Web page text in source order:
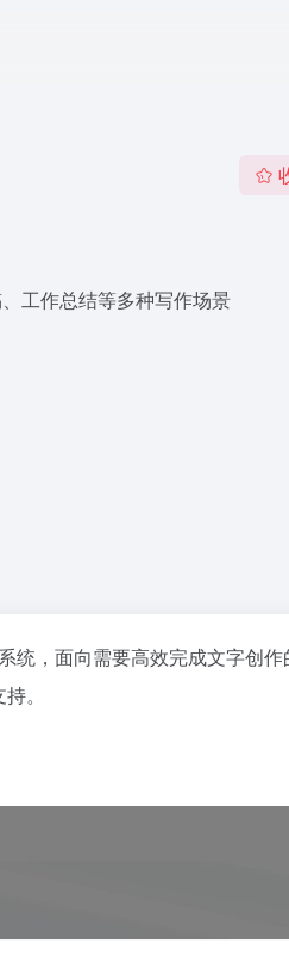
工作总结等多种写作场景
系统，面向需要高效完成文字创
。